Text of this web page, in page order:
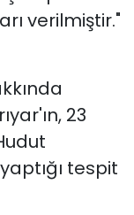
verilmiştir."
23
yaptığı tespit